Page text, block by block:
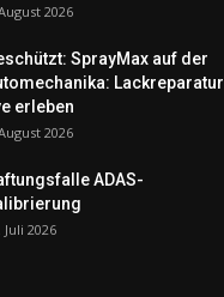
2026
SprayMax auf der
Lackreparatur
erleben
2026
ADAS-
Juli 2026